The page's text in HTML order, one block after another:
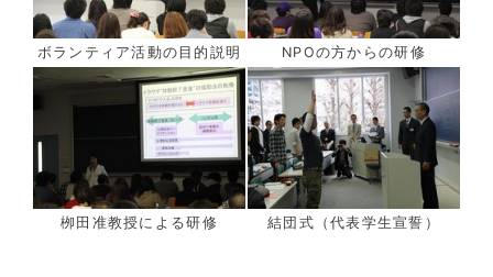
ボランティア活動の目的説明 NPOの方からの研修
栁田准教授による研修 結団式（代表学生宣誓）